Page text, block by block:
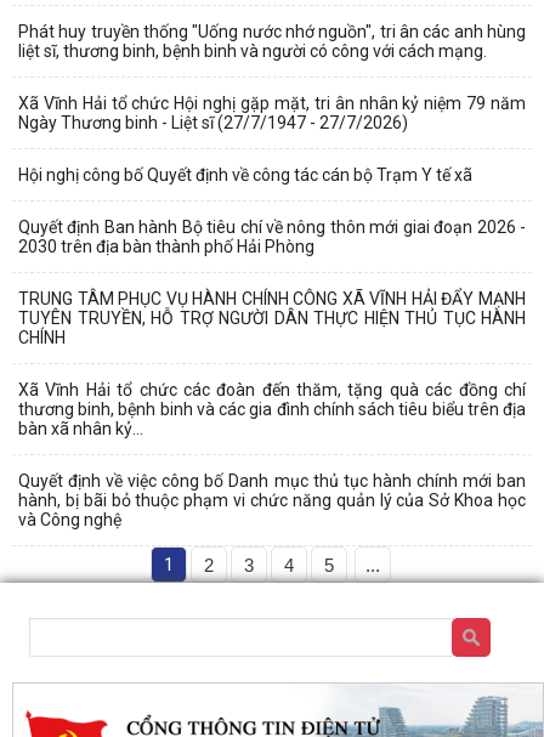
Phát huy truyền thống "Uống nước nhớ nguồn", tri ân các anh hùng
liệt sĩ, thương binh, bệnh binh và người có công với cách mạng.
Xã Vĩnh Hải tổ chức Hội nghị gặp mặt, tri ân nhân kỷ niệm 79 năm
Ngày Thương binh - Liệt sĩ (27/7/1947 - 27/7/2026)
Hội nghị công bố Quyết định về công tác cán bộ Trạm Y tế xã
Quyết định Ban hành Bộ tiêu chí về nông thôn mới giai đoạn 2026 -
2030 trên địa bàn thành phố Hải Phòng
TRUNG TÂM PHỤC VỤ HÀNH CHÍNH CÔNG XÃ VĨNH HẢI ĐẨY MẠNH
TUYÊN TRUYỀN, HỖ TRỢ NGƯỜI DÂN THỰC HIỆN THỦ TỤC HÀNH
CHÍNH
Xã Vĩnh Hải tổ chức các đoàn đến thăm, tặng quà các đồng chí
thương binh, bệnh binh và các gia đình chính sách tiêu biểu trên địa
bàn xã nhân kỷ...
Quyết định về việc công bố Danh mục thủ tục hành chính mới ban
hành, bị bãi bỏ thuộc phạm vi chức năng quản lý của Sở Khoa học
và Công nghệ
1 2 3 4 5 ...